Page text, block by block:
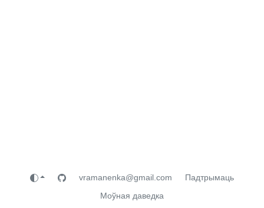
vramanenka@gmail.com
Падтрымаць
Моўная даведка